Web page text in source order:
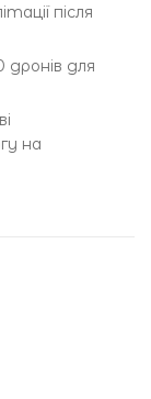
після
дронів для
на